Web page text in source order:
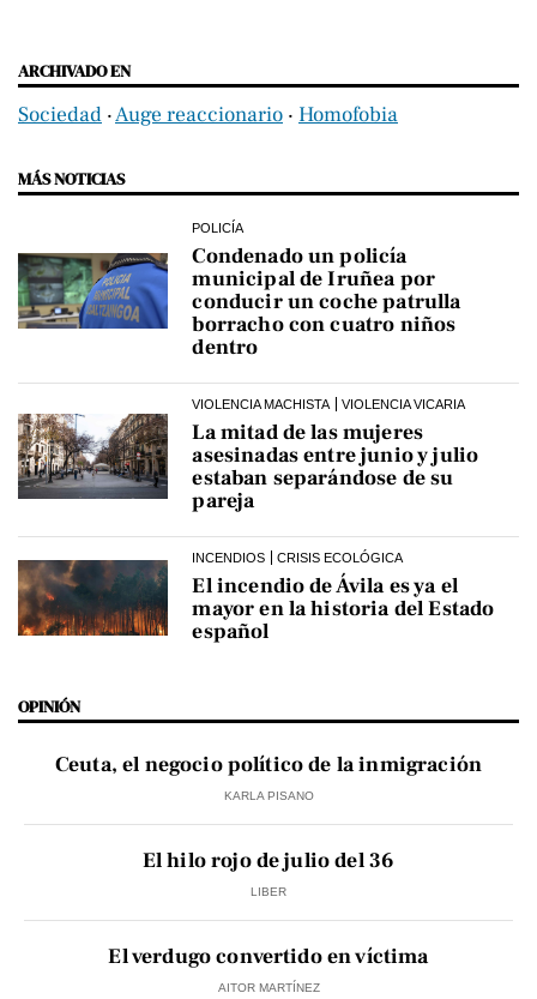
ARCHIVADO EN
Sociedad ‧Auge reaccionario ‧ Homofobia
MÁS NOTICIAS
POLICÍA
Condenado un policía
municipal de Iruñea por
conducir un coche patrulla
borracho con cuatro niños
dentro
VIOLENCIA MACHISTA VIOLENCIA VICARIA
La mitad de las mujeres
asesinadas entre junio y julio
estaban separándose de su
pareja
INCENDIOS CRISIS ECOLÓGICA
El incendio de Ávila es ya el
mayor en la historia del Estado
español
OPINIÓN
Ceuta, el negocio político de la inmigración
KARLA PISANO
El hilo rojo de julio del 36
LIBER
El verdugo convertido en víctima
AITOR MARTÍNEZ